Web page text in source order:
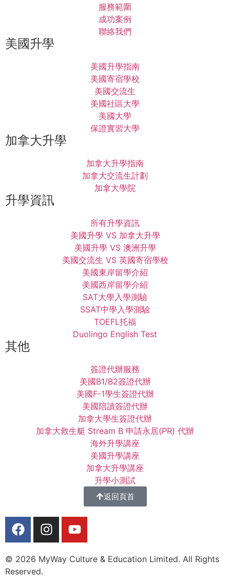
服務範圍
成功案例
聯絡我們
美國升學
美國升學指南
美國寄宿學校
美國交流生
美國社區大學
美國大學
保證實習大學
加拿大升學
加拿大升學指南
加拿大交流生計劃
加拿大學院
升學資訊
所有升學資訊
美國升學 VS 加拿大升學
美國升學 VS 澳洲升學
美國交流生 VS 英國寄宿學校
美國東岸留學介紹
美國西岸留學介紹
SAT大學入學測驗
SSAT中學入學測驗
TOEFL托福
Duolingo English Test
其他
簽證代辦服務
美國B1/B2簽證代辦
美國F-1學生簽證代辦
美國陪讀簽證代辦
加拿大學生簽證代辦
加拿大救生艇 Stream B 申請永居(PR) 代辦
海外升學講座
美國升學講座
加拿大升學講座
升學小測試
返回頁首
© 2026 MyWay Culture & Education Limited. All Rights
Reserved.